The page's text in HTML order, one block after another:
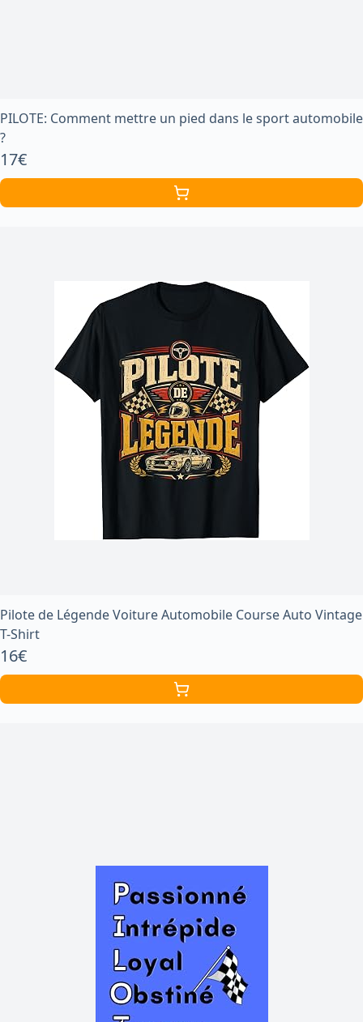
PILOTE: Comment mettre un pied dans le sport automobile
?
17€
Pilote de Légende Voiture Automobile Course Auto Vintage
T-Shirt
16€